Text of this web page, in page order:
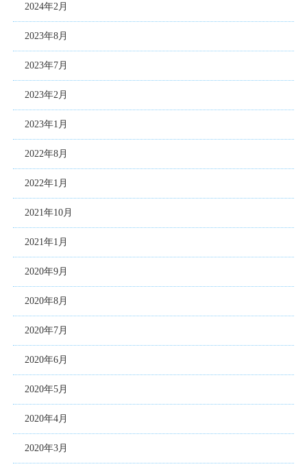
2024年2月
2023年8月
2023年7月
2023年2月
2023年1月
2022年8月
2022年1月
2021年10月
2021年1月
2020年9月
2020年8月
2020年7月
2020年6月
2020年5月
2020年4月
2020年3月